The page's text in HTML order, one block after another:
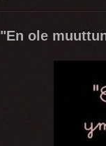
"En ole